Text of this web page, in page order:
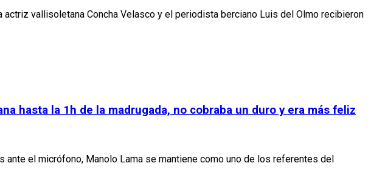
vallisoletana Concha Velasco y el periodista berciano Luis del Olmo recibieron
hasta la 1h de la madrugada, no cobraba un duro y era más feliz
el micrófono, Manolo Lama se mantiene como uno de los referentes del